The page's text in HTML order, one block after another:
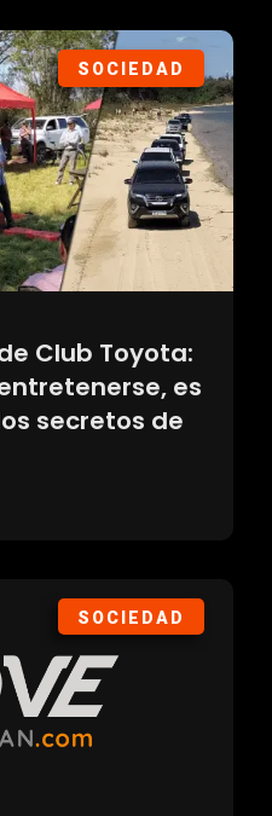
SOCIEDAD
Club Toyota:
es
secretos de
SOCIEDAD